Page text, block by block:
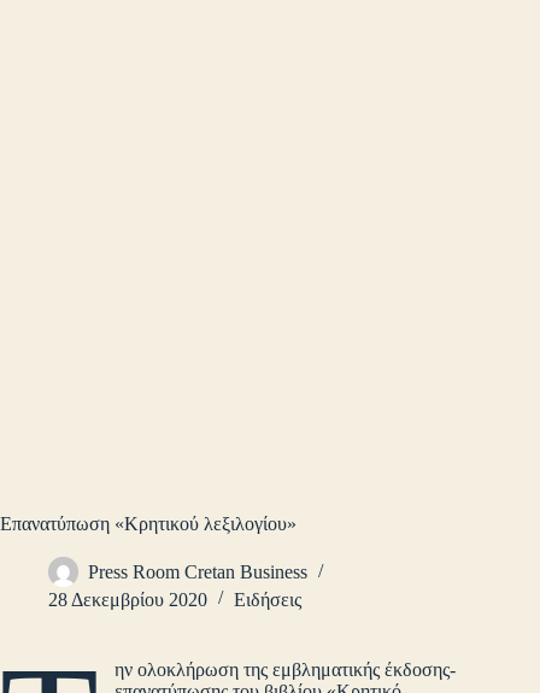
Επανατύπωση «Κρητικού λεξιλογίου»
Press Room Cretan Business
28 Δεκεμβρίου 2020
Ειδήσεις
ην ολοκλήρωση της εμβληματικής έκδοσης-